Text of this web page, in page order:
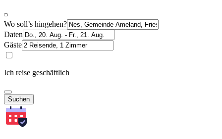
Wo soll’s hingehen?
Daten
Gäste
Ich reise geschäftlich
Suchen